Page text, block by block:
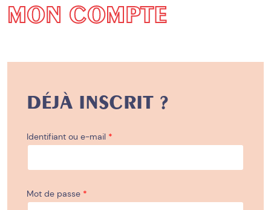
MON COMPTE
DÉJÀ INSCRIT ?
Identifiant ou e-mail *
Mot de passe *